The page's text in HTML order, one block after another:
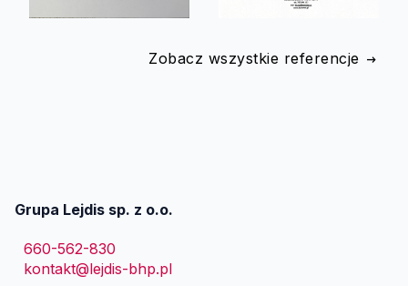
Zobacz wszystkie referencje
Grupa Lejdis sp. z o.o.
660-562-830
kontakt@lejdis-bhp.pl